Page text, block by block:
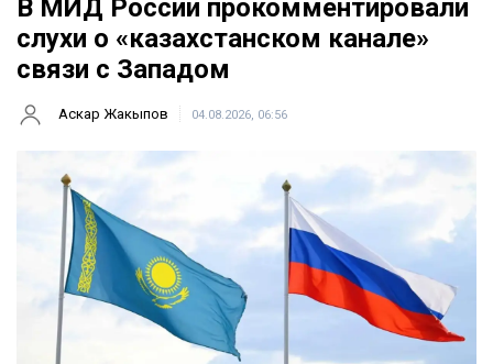
В МИД России прокомментировали
слухи о «казахстанском канале»
связи с Западом
Аскар Жакыпов 04.08.2026, 06:56